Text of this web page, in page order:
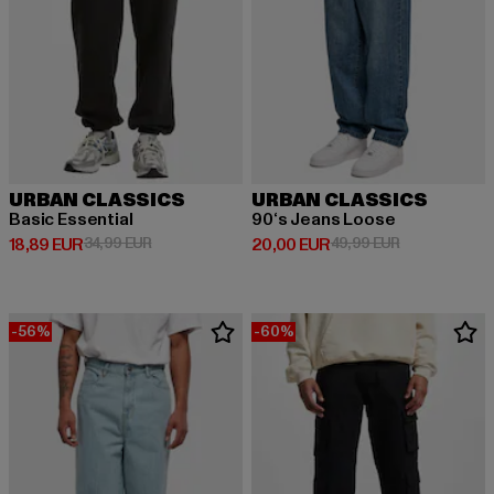
URBAN CLASSICS
Basic Essential
18,89 EUR
Derzeitiger Preis: 18,89 EUR
34,99 EURAktionspreis: 34,99 EUR
URBAN CLASSICS
90‘s Jeans Loose
20,00 EUR
Derzeitiger Preis: 20,00 EUR
49,99 EURAktionspreis:
-56% -60%